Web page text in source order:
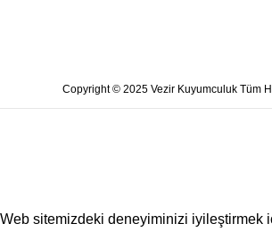
Copyright © 2025 Vezir Kuyumculuk Tüm
Web sitemizdeki deneyiminizi iyileştirmek